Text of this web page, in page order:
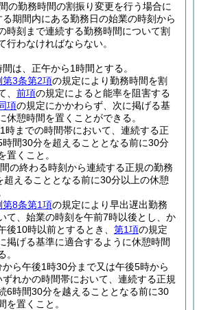
の勤務時間の割振り変更を行う場合に
る期間内にある勤務日の始業の時刻から
時刻まで連続する勤務時間について割
行わなければならない。
は、正午から1時間とする。
第3条第2項の規定により勤務時間を割
、 前項の規定によると能率を阻害する
項の規定にかかわらず、次に掲げる基
休憩時間を置くことができる。
時までの時間帯において、連続する正
間30分を超えることとなる前に30分
置くこと。
の終わる時刻から連続する正規の勤務
超えることとなる前に30分以上の休憩
第8条第1項の規定により早出遅出勤務
て、始業の時刻を午前7時以後とし、か
後10時以前とするとき、 第1項の規定
掲げる基準に適合するように休憩時間
。
ら午後1時30分まで又は午後5時から
れかの時間帯において、連続する正規
6時間30分を越えることとなる前に30
を置くこと。